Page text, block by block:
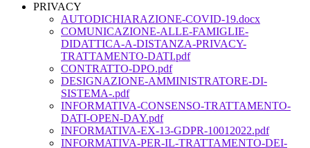
PRIVACY
AUTODICHIARAZIONE-COVID-19.docx
COMUNICAZIONE-ALLE-FAMIGLIE-
DIDATTICA-A-DISTANZA-PRIVACY-
TRATTAMENTO-DATI.pdf
CONTRATTO-DPO.pdf
DESIGNAZIONE-AMMINISTRATORE-DI-
SISTEMA-.pdf
INFORMATIVA-CONSENSO-TRATTAMENTO-
DATI-OPEN-DAY.pdf
INFORMATIVA-EX-13-GDPR-10012022.pdf
INFORMATIVA-PER-IL-TRATTAMENTO-DEI-